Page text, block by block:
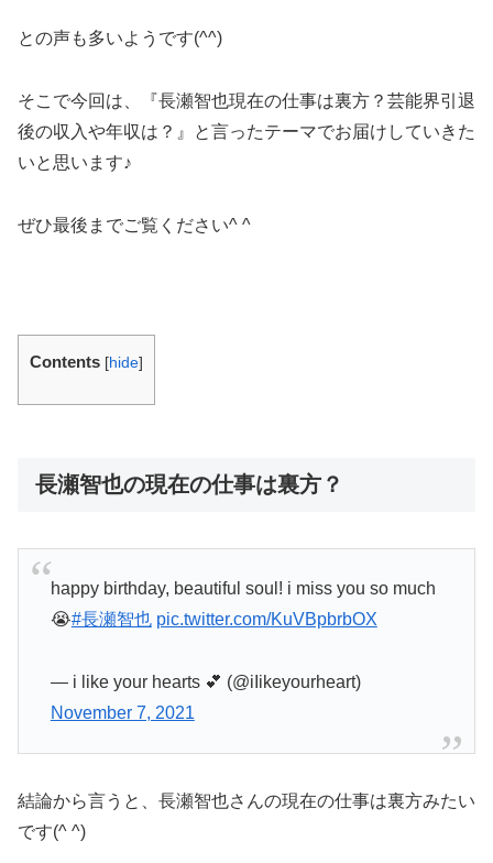
との声も多いようです(^^)
そこで今回は、『長瀬智也現在の仕事は裏方？芸能界引退
後の収入や年収は？』と言ったテーマでお届けしていきた
いと思います♪
ぜひ最後までご覧ください^ ^
Contents [hide]
長瀬智也の現在の仕事は裏方？
happy birthday, beautiful soul! i miss you so much
😭#長瀬智也 pic.twitter.com/KuVBpbrbOX
— i like your hearts 💕 (@iIikeyourheart)
November 7, 2021
結論から言うと、長瀬智也さんの現在の仕事は裏方みたい
です(^ ^)